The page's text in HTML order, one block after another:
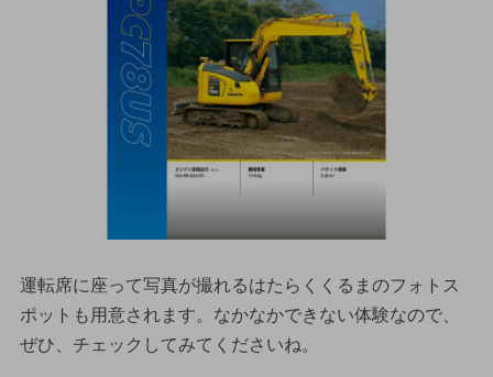
運転席に座って写真が撮れるはたらくくるまのフォトス
ポットも用意されます。なかなかできない体験なので、
ぜひ、チェックしてみてくださいね。